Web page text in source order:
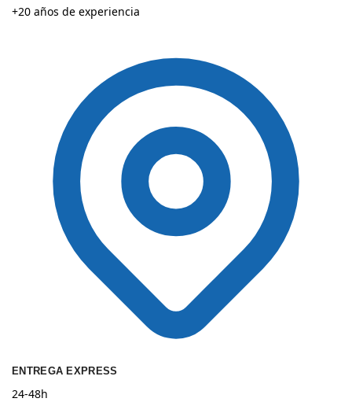
+20 años de experiencia
ENTREGA EXPRESS
24-48h